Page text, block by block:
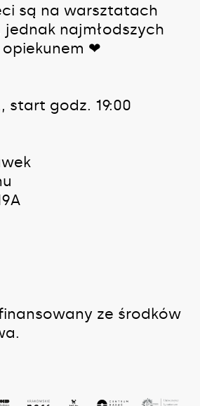
są na warsztatach
najmłodszych
❤
start godz. 19:00
ze środków